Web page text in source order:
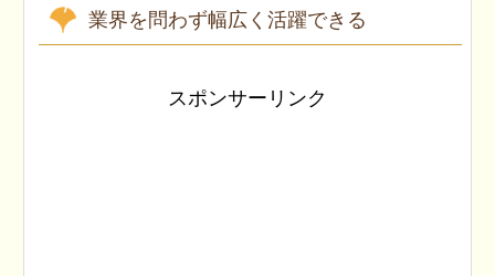
業界を問わず幅広く活躍できる
スポンサーリンク